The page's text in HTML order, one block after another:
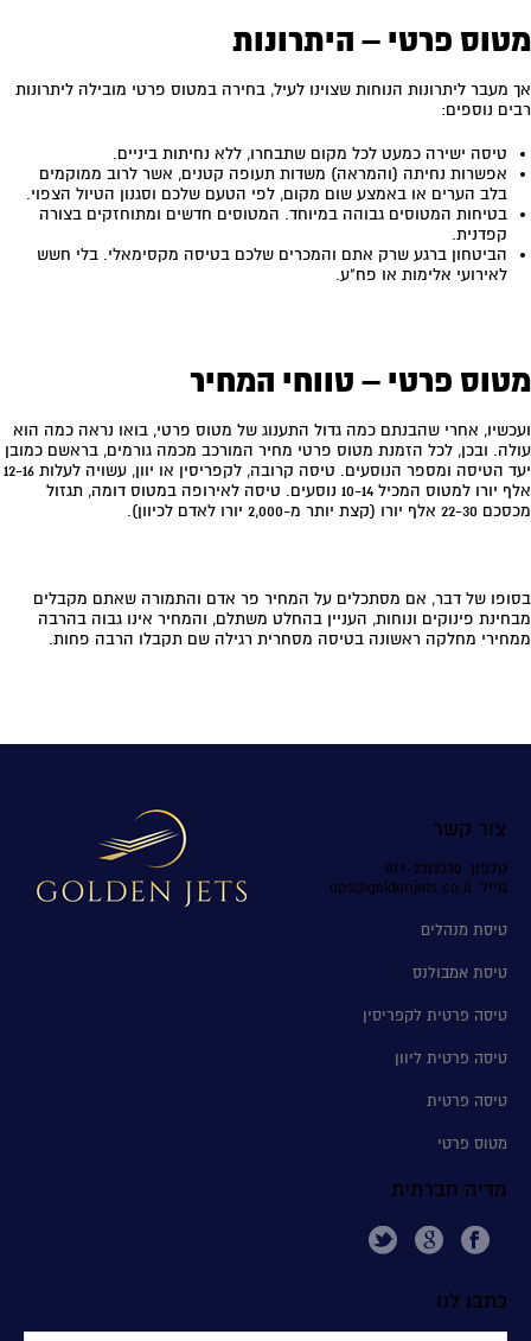
מטוס פרטי – היתרונות
אך מעבר ליתרונות הנוחות שצוינו לעיל, בחירה במטוס פרטי מובילה ליתרונות
רבים נוספים:
טיסה ישירה כמעט לכל מקום שתבחרו, ללא נחיתות ביניים.
אפשרות נחיתה (והמראה) משדות תעופה קטנים, אשר לרוב ממוקמים
בלב הערים או באמצע שום מקום, לפי הטעם שלכם וסגנון הטיול הצפוי.
בטיחות המטוסים גבוהה במיוחד. המטוסים חדשים ומתוחזקים בצורה
קפדנית.
הביטחון ברגע שרק אתם והמכרים שלכם בטיסה מקסימאלי. בלי חשש
לאירועי אלימות או פח"ע.
מטוס פרטי – טווחי המחיר
ועכשיו, אחרי שהבנתם כמה גדול התענוג של מטוס פרטי, בואו נראה כמה הוא
עולה. ובכן, לכל הזמנת מטוס פרטי מחיר המורכב מכמה גורמים, בראשם כמובן
יעד הטיסה ומספר הנוסעים. טיסה קרובה, לקפריסין או יוון, עשויה לעלות 12-16
אלף יורו למטוס המכיל 10-14 נוסעים. טיסה לאירופה במטוס דומה, תגזול
מכסכם 22-30 אלף יורו (קצת יותר מ-2,000 יורו לאדם לכיוון).
בסופו של דבר, אם מסתכלים על המחיר פר אדם והתמורה שאתם מקבלים
מבחינת פינוקים ונוחות, העניין בהחלט משתלם, והמחיר אינו גבוה בהרבה
ממחירי מחלקה ראשונה בטיסה מסחרית רגילה שם תקבלו הרבה פחות.
צור קשר
טלפון. 077-2315330
מייל. ops@goldenjets.co.il
טיסת מנהלים
טיסת אמבולנס
טיסה פרטית לקפריסין
טיסה פרטית ליוון
טיסה פרטית
מטוס פרטי
מדיה חברתית
כתבו לנו